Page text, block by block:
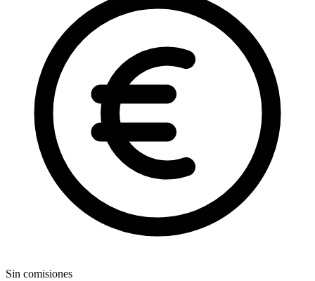
Sin comisiones